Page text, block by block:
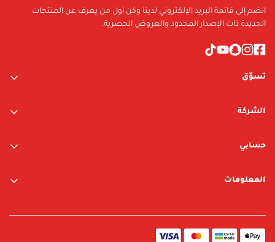
Included in Package
تسوّق
متجر نيوبوي
العلامات التجارية
الشركة
حسابي
المعلومات
انضم إلى قائمة البريد الإلكتروني لدينا وكن أول من يعرف عن المنتجات
الجديدة ذات الإصدار المحدود والعروض الحصرية.